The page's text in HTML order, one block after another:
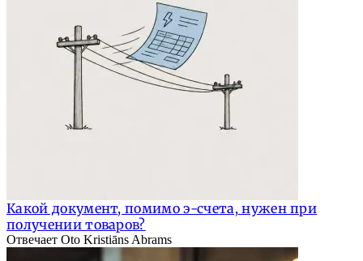
Какой документ, помимо э-счета, нужен при
получении товаров?
Отвечает Oto Kristiāns Abrams